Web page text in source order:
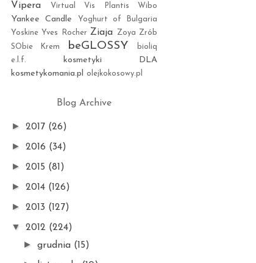
Vipera Virtual Vis Plantis Wibo
Yankee Candle
Yoghurt of Bulgaria
Yoskine Yves Rocher Ziaja Zoya Zrób
SObie Krem
beGLOSSY
bioliq
e.l.f.
kosmetyki DLA
kosmetykomania.pl olejkokosowy.pl
Blog Archive
► 2017 (26)
► 2016 (34)
► 2015 (81)
► 2014 (126)
► 2013 (127)
▼ 2012 (224)
►grudnia (15)